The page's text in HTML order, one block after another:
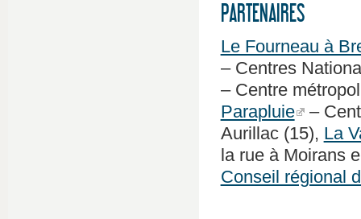
PARTENAIRES
Le Fourneau à
– Centres
– Centre
Parapluie –
Aurillac (15), La
la rue à Moirans
Conseil régional